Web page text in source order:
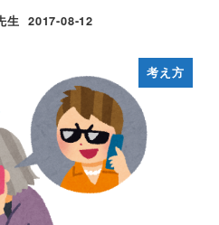
生 2017-08-12
考え方